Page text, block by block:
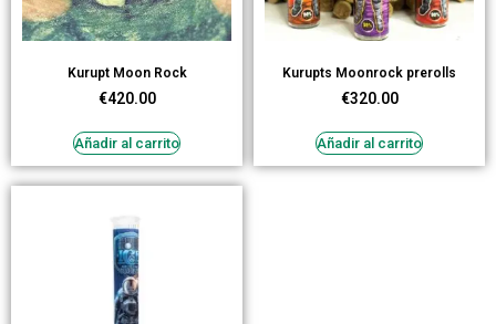
Kurupt Moon Rock
€420.00
Añadir al carrito
Kurupts Moonrock prerolls
€320.00
Añadir al carrito